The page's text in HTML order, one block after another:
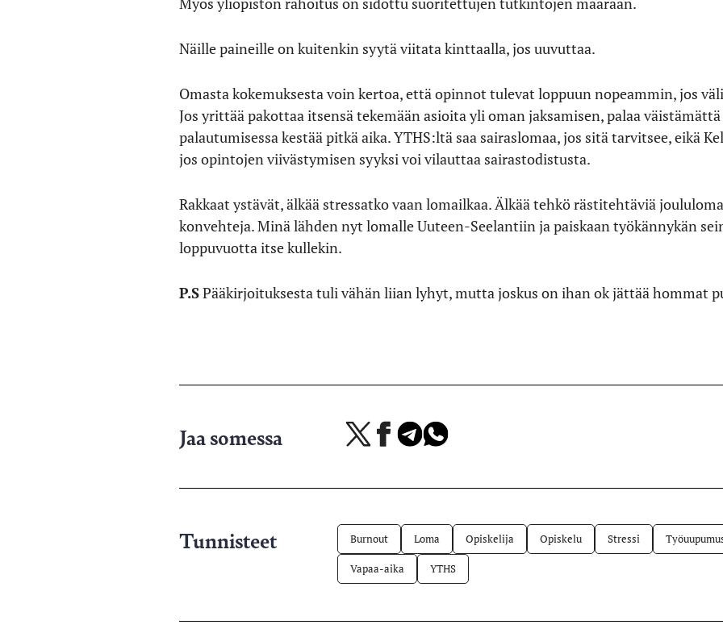
Näille paineille on kuitenkin syytä viitata kinttaalla, jos uuvuttaa.
Omasta kokemuksesta voin kertoa, että opinnot tulevat loppuun nopeammin, jos
Jos yrittää pakottaa itsensä tekemään asioita yli oman jaksamisen, palaa
palautumisessa kestää pitkä aika. YTHS:ltä saa sairaslomaa, jos sitä tarvitsee, eikä
jos opintojen viivästymisen syyksi voi vilauttaa sairastodistusta.
Rakkaat ystävät, älkää stressatko vaan lomailkaa. Älkää tehkö rästitehtäviä
konvehteja. Minä lähden nyt lomalle Uuteen-Seelantiin ja paiskaan työkännykän
loppuvuotta itse kullekin.
P.SPääkirjoituksesta tuli vähän liian lyhyt, mutta joskus on ihan ok jättää hommat
Jaa somessa
Jaa
palvelussa
Jaa Jaa Jaa
Tunnisteet Burnout Loma Opiskelija Opiskelu Stressi
Vapaa-aika YTHS